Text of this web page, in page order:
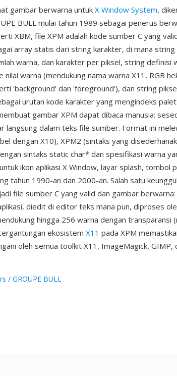
gambar berwarna untuk X Window System,
BULL mulai tahun 1989 sebagai penerus
XBM, file XPM adalah kode sumber C yang
array statis dari string karakter, di mana
warna, dan karakter per piksel, string definisi
warna (mendukung nama warna X11, RGB
'background' dan 'foreground'), dan string
urutan kode karakter yang mengindeks
gambar XPM dapat dibaca manusia:
langsung dalam teks file sumber. Format ini
dengan X10), XPM2 (sintaks yang
sintaks static char* dan spesifikasi warna
ikon aplikasi X Window, layar splash, tombol
tahun 1990-an dan 2000-an. Salah satu
file sumber C yang valid dan gambar
diedit di editor teks mana pun, diproses
hingga 256 warna dengan transparansi
ekosistem X11 pada XPM
oleh semua toolkit X11, ImageMagick,
/ GROUPE BULL